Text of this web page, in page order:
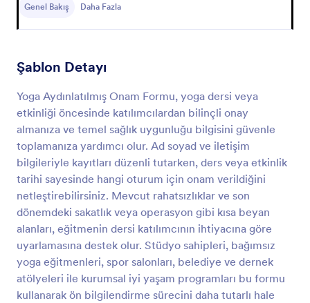
Genel Bakış Daha Fazla
Şablon Detayı
Yoga Aydınlatılmış Onam Formu, yoga dersi veya
etkinliği öncesinde katılımcılardan bilinçli onay
almanıza ve temel sağlık uygunluğu bilgisini güvenle
toplamanıza yardımcı olur. Ad soyad ve iletişim
bilgileriyle kayıtları düzenli tutarken, ders veya etkinlik
tarihi sayesinde hangi oturum için onam verildiğini
netleştirebilirsiniz. Mevcut rahatsızlıklar ve son
dönemdeki sakatlık veya operasyon gibi kısa beyan
alanları, eğitmenin dersi katılımcının ihtiyacına göre
uyarlamasına destek olur. Stüdyo sahipleri, bağımsız
yoga eğitmenleri, spor salonları, belediye ve dernek
atölyeleri ile kurumsal iyi yaşam programları bu formu
kullanarak ön bilgilendirme sürecini daha tutarlı hale
katılımcının haklarını ve sorumluluklarını belirleyen bir
Önizleme